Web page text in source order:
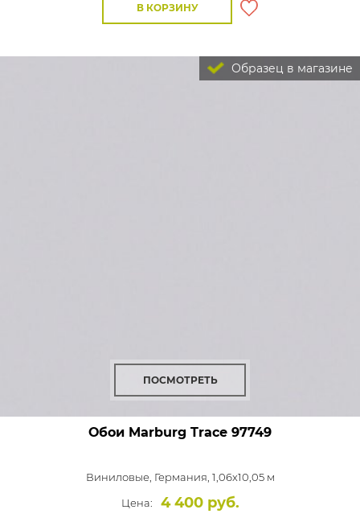
В КОРЗИНУ
Образец в магазине
ПОСМОТРЕТЬ
Обои Marburg Trace 97749
Виниловые, Германия, 1,06x10,05 м
Цена:
4 400 руб.